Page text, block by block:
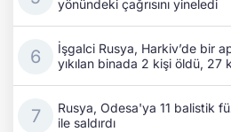
yönündeki çağrısını yineledi
İşgalci Rusya, Harkiv’de bir
yıkılan binada 2 kişi öldü, 27
Rusya, Odesa'ya 11 balistik
ile saldırdı